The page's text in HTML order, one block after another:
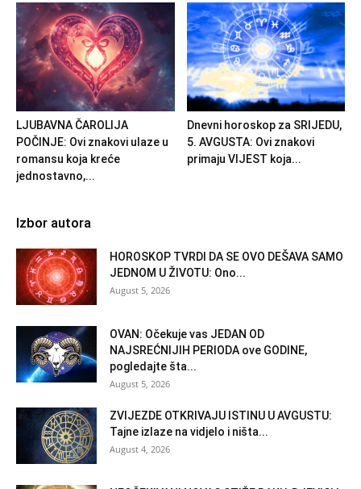
LJUBAVNA ČAROLIJA
POČINJE: Ovi znakovi ulaze u
romansu koja kreće
jednostavno,...
Dnevni horoskop za SRIJEDU,
5. AVGUSTA: Ovi znakovi
primaju VIJEST koja...
Izbor autora
HOROSKOP TVRDI DA SE OVO DEŠAVA SAMO
JEDNOM U ŽIVOTU: Ono...
August 5, 2026
OVAN: Očekuje vas JEDAN OD
NAJSREĆNIJIH PERIODA ove GODINE,
pogledajte šta...
August 5, 2026
ZVIJEZDE OTKRIVAJU ISTINU U AVGUSTU:
Tajne izlaze na vidjelo i ništa...
August 4, 2026